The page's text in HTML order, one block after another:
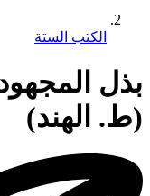
الكتب الستة
بذل
(ط. الهند)